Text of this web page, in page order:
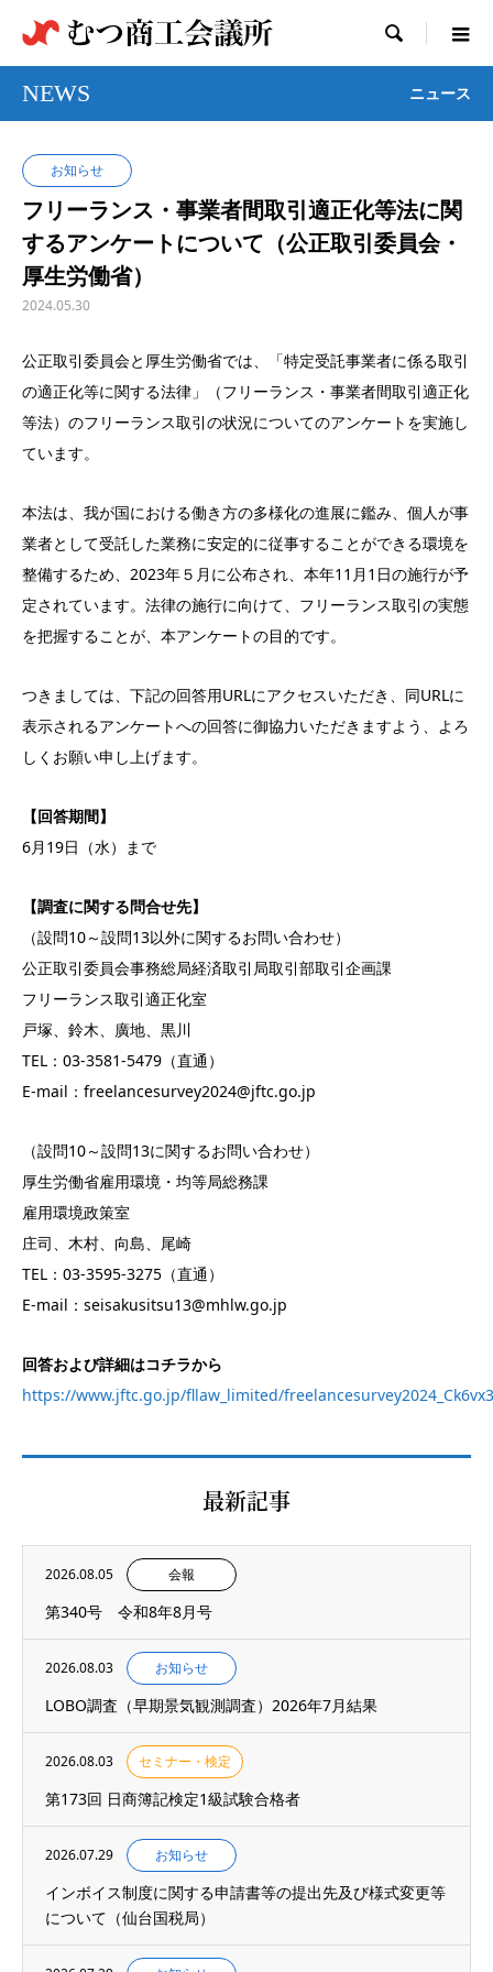

NEWS ニュース
お知らせ
フリーランス・事業者間取引適正化等法に関
するアンケートについて（公正取引委員会・
厚生労働省）
2024.05.30
公正取引委員会と厚生労働省では、「特定受託事業者に係る取引
の適正化等に関する法律」（フリーランス・事業者間取引適正化
等法）のフリーランス取引の状況についてのアンケートを実施し
ています。
本法は、我が国における働き方の多様化の進展に鑑み、個人が事
業者として受託した業務に安定的に従事することができる環境を
整備するため、2023年５月に公布され、本年11月1日の施行が予
定されています。法律の施行に向けて、フリーランス取引の実態
を把握することが、本アンケートの目的です。
つきましては、下記の回答用URLにアクセスいただき、同URLに
表示されるアンケートへの回答に御協力いただきますよう、よろ
しくお願い申し上げます。
【回答期間】
6月19日（水）まで
【調査に関する問合せ先】
（設問10～設問13以外に関するお問い合わせ）
公正取引委員会事務総局経済取引局取引部取引企画課
フリーランス取引適正化室
戸塚、鈴木、廣地、黒川
TEL：03-3581-5479（直通）
E-mail：freelancesurvey2024@jftc.go.jp
（設問10～設問13に関するお問い合わせ）
厚生労働省雇用環境・均等局総務課
雇用環境政策室
庄司、木村、向島、尾崎
TEL：03-3595-3275（直通）
E-mail：seisakusitsu13@mhlw.go.jp
回答および詳細はコチラから
https://www.jftc.go.jp/fllaw_limited/
最新記事
2026.08.05 会報
第340号 令和8年8月号
2026.08.03 お知らせ
LOBO調査（早期景気観測調査）2026年7月結果
2026.08.03 セミナー・検定
第173回 日商簿記検定1級試験合格者
2026.07.29 お知らせ
インボイス制度に関する申請書等の提出先及び様式変更等
について（仙台国税局）